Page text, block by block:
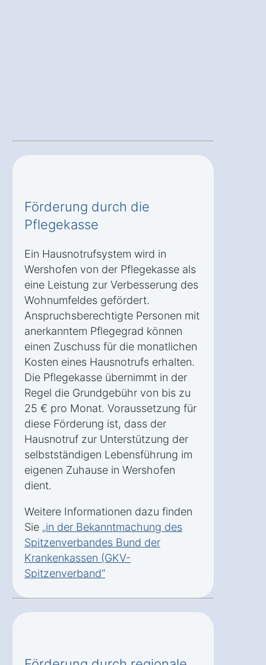
Förderung durch die
Pflegekasse
Ein Hausnotrufsystem wird in
Wershofen von der Pflegekasse als
eine Leistung zur Verbesserung des
Wohnumfeldes gefördert.
Anspruchsberechtigte Personen mit
anerkanntem Pflegegrad können
einen Zuschuss für die monatlichen
Kosten eines Hausnotrufs erhalten.
Die Pflegekasse übernimmt in der
Regel die Grundgebühr von bis zu
25 € pro Monat. Voraussetzung für
diese Förderung ist, dass der
Hausnotruf zur Unterstützung der
selbstständigen Lebensführung im
eigenen Zuhause in Wershofen
dient.
Weitere Informationen dazu finden
Sie „in der Bekanntmachung des
Spitzenverbandes Bund der
Krankenkassen (GKV-
Spitzenverband“